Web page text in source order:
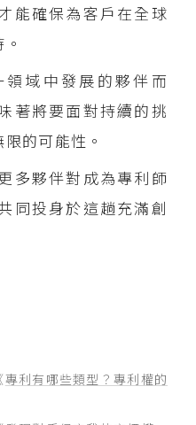
能確保為客戶在全球
域中發展的夥伴而
著將要面對持續的挑
的可能性。
多夥伴對成為專利師
同投身於這趟充滿創
專利有哪些類型？專利權的